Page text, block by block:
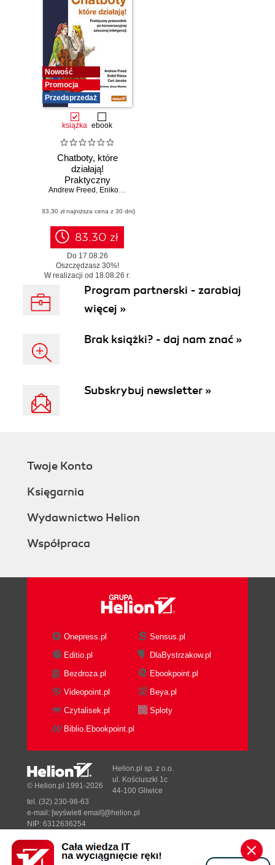
Nowość
Promocja
Przedsprzedaż
książka ebook
Chatboty, które
działają!
Praktyczny
przewodnik po
sztucznej
inteligencji
Andrew Freed , Eniko Rozsa
(83,30 zł najniższa cena z 30 dni)
83.30 zł
Do 17.08.26
Oszczędzasz 30%!
W realizacji od 18.08.26 r.
Program partnerski - zarabiaj
więcej »
Brak książki? - daj nam znać »
Subskrybuj newsletter »
Twoje Konto
Księgarnia
Wydawnictwo Helion
Współpraca
Onepress.pl
Sensus.pl
Editio.pl
DlaBystrzakow.pl
Bezdroza.pl
Ebookpoint.pl
Videopoint.pl
Beya.pl
Czytalisek.pl
Sploty
Biblio.Ebookpoint.pl
Designed with ♥ byTonik.pl
© Helion.pl 1991-2026
Helion.pl sp. z o.o.
ul. Kościuszki 1c
44-100 Gliwice
tel. (32) 230-98-63
e-mail: [wyświetl email]@helion.pl
NIP: 6312636254